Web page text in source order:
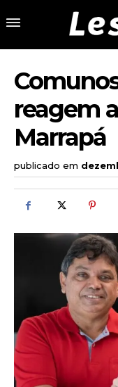
reagem
Marrapá
publicado em